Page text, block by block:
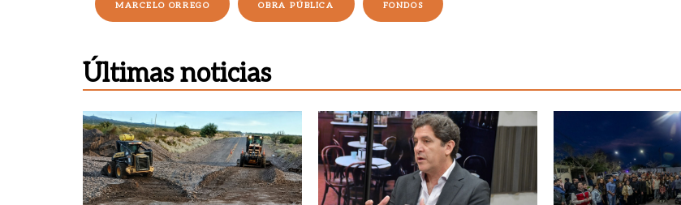
MARCELO ORREGO OBRA PÚBLICA FONDOS
Últimas noticias